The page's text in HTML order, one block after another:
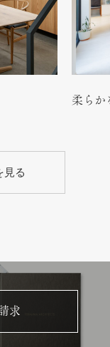
柔ら
見る
求